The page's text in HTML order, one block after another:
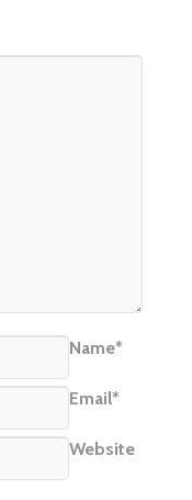
Name*
Email*
Website